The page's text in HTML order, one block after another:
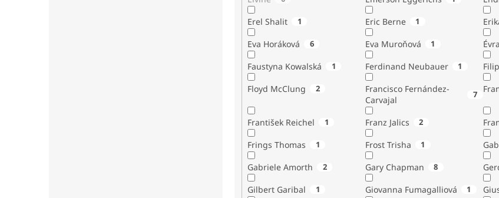
Erel Shalit 1 Eric Berne 1
Eva Horáková 6 Eva Muroňová 1
Faustyna Kowalská 1 Ferdinand Neubauer 1
Floyd McClung 2
Francisco Fernández-
Carvajal
7
František Reichel 1 Franz Jalics 2
Frings Thomas 1 Frost Trisha 1
Gabriele Amorth 2 Gary Chapman 8
Gilbert Garibal 1 Giovanna Fumagalliová 1